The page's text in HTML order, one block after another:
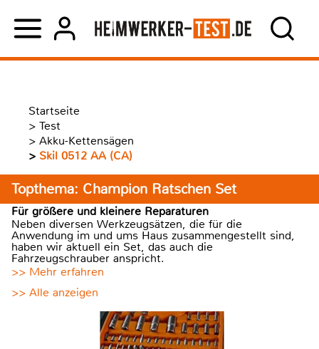
Startseite
> Test
> Akku-Kettensägen
> Skil 0512 AA (CA)
Topthema: Champion Ratschen Set
Für größere und kleinere Reparaturen
Neben diversen Werkzeugsätzen, die für die
Anwendung im und ums Haus zusammengestellt sind,
haben wir aktuell ein Set, das auch die
Fahrzeugschrauber anspricht.
>> Mehr erfahren
>> Alle anzeigen